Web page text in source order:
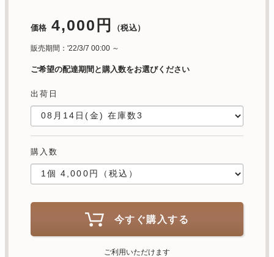
価格 4,000円 （税込）
販売期間：'22/3/7 00:00 ～
ご希望の配達期間と購入数をお選びください
出荷日
購入数
今すぐ購入する
ご利用いただけます